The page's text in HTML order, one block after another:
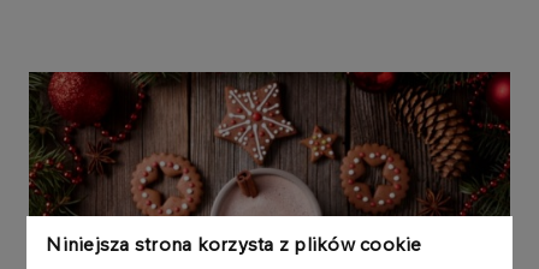
Niniejsza strona korzysta z plików cookie